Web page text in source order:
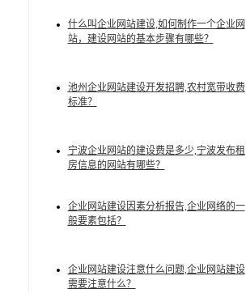
什么叫企业网站建设,如何制作一个企业网
站，建设网站的基本步骤有哪些？
池州企业网站建设开发招聘,农村宽带收费
标准？
宁波企业网站的建设费是多少,宁波发布租
房信息的网站有哪些？
企业网站建设因素分析报告,企业网络的一
般要素包括？
企业网站建设注意什么问题,企业网站建设
需要注意什么？